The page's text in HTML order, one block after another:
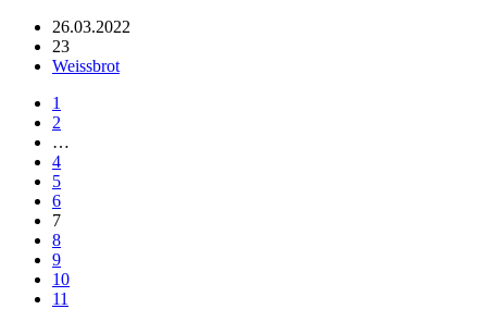
26.03.2022
23
Weissbrot
1
2
…
4
5
6
7
8
9
10
11